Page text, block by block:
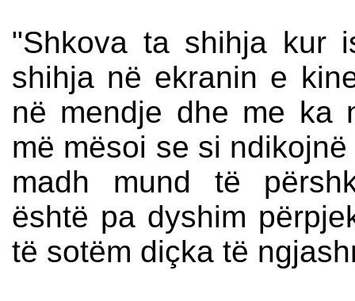
"Shkova ta shihja kur
shihja në ekranin e
në mendje dhe me ka
më mësoi se si
madh mund të
është pa dyshim
të sotëm diçka të